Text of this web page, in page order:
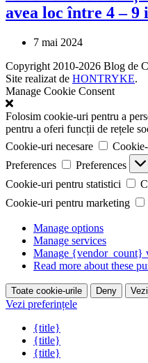
avea loc între 4 – 9
7 mai 2024
Copyright 2010-2026 Blog de
Site realizat de HONTRYKE.
Manage Cookie Consent
Folosim cookie-uri pentru a
pentru a oferi funcții de rețele
Cookie-uri necesare
Preferences
Preferences
Cookie-uri pentru statistici
Cookie-uri pentru marketing
Manage options
Manage services
Manage {vendor_count}
Read more about these
Toate cookie-urile Deny
Vezi preferințele
{title}
{title}
{title}